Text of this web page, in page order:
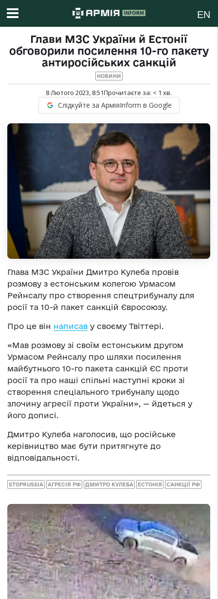
EN
Глави МЗС України й Естонії
обговорили посилення 10-го пакету
антиросійських санкцій
НОВИНИ
8 Лютого 2023, 8:51Прочитаєте за: < 1 хв.
Слідкуйте за АрміяInform в Google
Глава МЗС України Дмитро Кулеба провів
розмову з естонським колегою Урмасом
Рейнсалу про створення спецтрибуналу для
росії та 10-й пакет санкцій Євросоюзу.
Про це він написав у своєму Твіттері.
«Мав розмову зі своїм естонським другом
Урмасом Рейнсалу про шляхи посилення
майбутнього 10-го пакета санкцій ЄС проти
росії та про наші спільні наступні кроки зі
створення cпеціального трибуналу щодо
злочину агресії проти України», — йдеться у
його дописі.
Дмитро Кулеба наголосив, що російське
керівництво має бути притягнуте до
відповідальності.
STOPRUSSIA АГРЕСІЯ РФ ДМИТРО КУЛЕБА ЕСТОНІЯ САНКЦІЇ РФ